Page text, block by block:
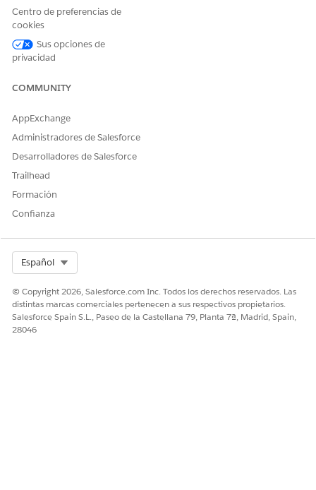
Este proceso de servicio enruta la solicitud de realización
manual al equipo de TI. Puede crear un flujo en Flow Builder
para incluir lógica personalizada, como aprobaciones de
gestores o realización automatizada.
Integración
para admisión o realización. Utilice Flow Builder para crear
flujos personalizados con conectores que definen cómo se
Centro de preferencias de
cookies
Sus opciones de
privacidad
COMMUNITY
AppExchange
Administradores de Salesforce
Desarrolladores de Salesforce
Trailhead
Formación
Confianza
Español
© Copyright 2026, Salesforce.com Inc. Todos los derechos reservados. Las
distintas marcas comerciales pertenecen a sus respectivos propietarios.
Salesforce Spain S.L., Paseo de la Castellana 79, Planta 7ª, Madrid, Spain,
28046